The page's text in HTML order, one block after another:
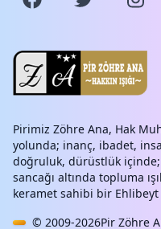
Pirimiz Zöhre Ana, Hak
yolunda; inanç, ibadet,
doğruluk, dürüstlük içinde;
sancağı altında topluma
keramet sahibi bir Ehlibeyt
© 2009-2026Pir Zöhre